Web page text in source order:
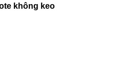
không keo